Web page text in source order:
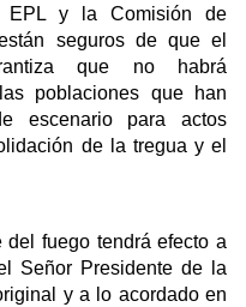
EPL y la Comisión de
seguros de que el
que no habrá
poblaciones que han
escenario para actos
de la tregua y el
fuego tendrá efecto a
Señor Presidente de la
y a lo acordado en